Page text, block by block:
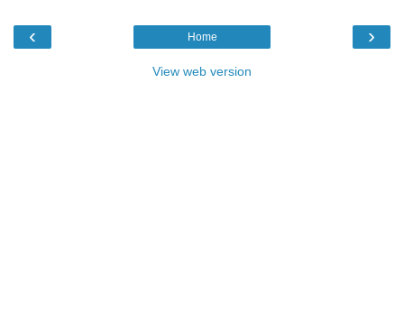
‹ ›
Home
View web version